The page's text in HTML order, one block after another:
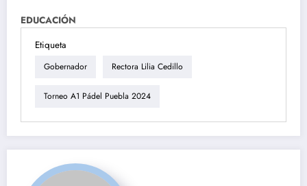
EDUCACIÓN
Etiqueta
Gobernador Rectora Lilia Cedillo
Torneo A1 Pádel Puebla 2024